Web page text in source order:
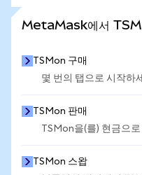
MetaMask에서
TSMon 구매
몇 번의 탭으로 시작하
TSMon 판매
TSMon을(를) 현금으
TSMon 스왑